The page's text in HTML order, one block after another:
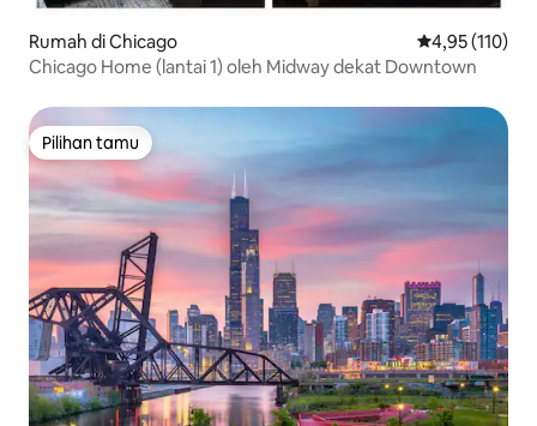
Rumah di Chicago Nilai rata-rata
4,95 (110)
Chicago Home (lantai 1) oleh Midway dekat Downtown
Pilihan tamu
Pilihan tamu